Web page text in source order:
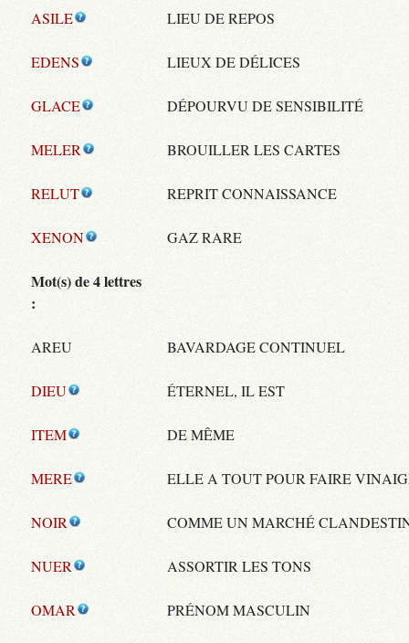
ASILE LIEU DE REPOS
EDENS LIEUX DE DÉLICES
GLACE DÉPOURVU DE SENSIBILITÉ
MELER BROUILLER LES CARTES
RELUT REPRIT CONNAISSANCE
XENON GAZ RARE
Mot(s) de 4 lettres
:
AREU BAVARDAGE CONTINUEL
DIEU ÉTERNEL, IL EST
ITEM DE MÊME
MERE ELLE A TOUT POUR FAIRE
NOIR COMME UN MARCHÉ
NUER ASSORTIR LES TONS
OMAR PRÉNOM MASCULIN